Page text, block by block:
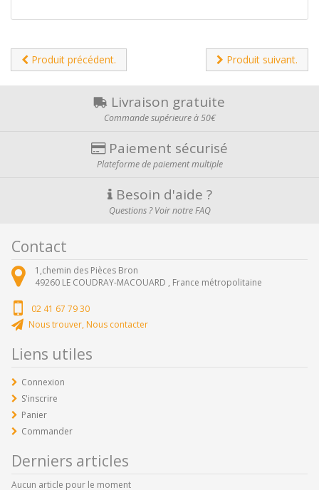
Produit précédent. Produit suivant.
Livraison gratuite
Commande supérieure à 50€
Paiement sécurisé
Plateforme de paiement multiple
Besoin d'aide ?
Questions ? Voir notre FAQ
Contact
1,chemin des Pièces Bron
49260 LE COUDRAY-MACOUARD , France métropolitaine
02 41 67 79 30
Nous trouver, Nous contacter
Liens utiles
Connexion
S'inscrire
Panier
Commander
Derniers articles
Aucun article pour le moment